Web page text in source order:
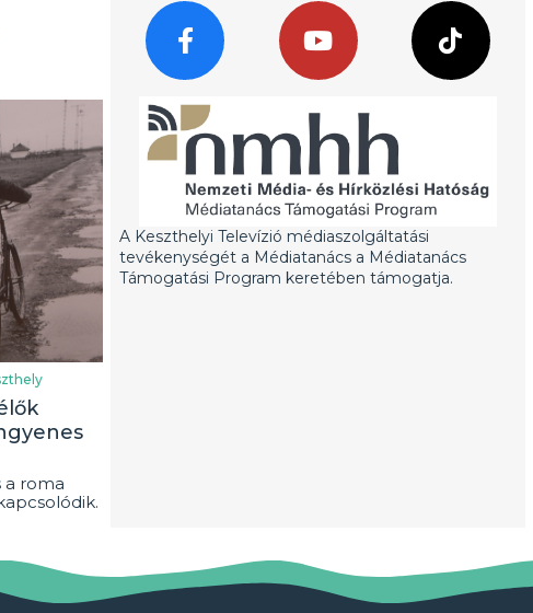
a roma
A Keszthelyi Televízió médiaszolgáltatási
tevékenységét a Médiatanács a Médiatanács
Támogatási Program keretében támogatja.